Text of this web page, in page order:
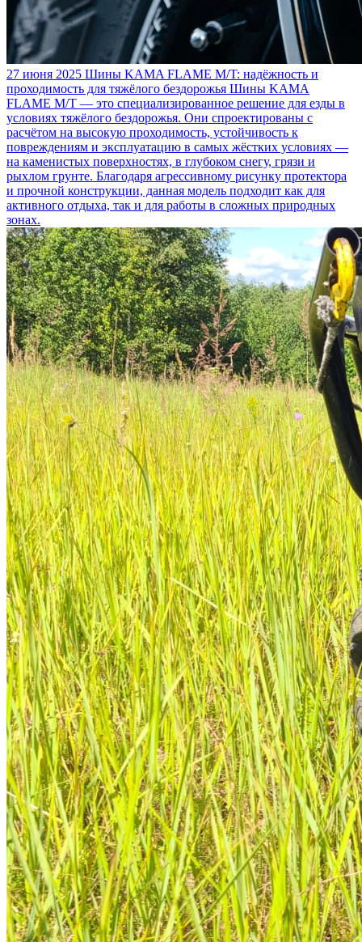
27 июня 2025 Шины KAMA FLAME M/T: надёжность и
проходимость для тяжёлого бездорожья Шины KAMA
FLAME M/T — это специализированное решение для езды в
условиях тяжёлого бездорожья. Они спроектированы с
расчётом на высокую проходимость, устойчивость к
повреждениям и эксплуатацию в самых жёстких условиях —
на каменистых поверхностях, в глубоком снегу, грязи и
рыхлом грунте. Благодаря агрессивному рисунку протектора
и прочной конструкции, данная модель подходит как для
активного отдыха, так и для работы в сложных природных
зонах.